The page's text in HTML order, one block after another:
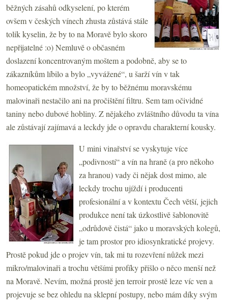
běžných zásahů odkyselení, po kterém
ovšem v českých vínech zhusta zůstává stále
tolik kyselin, že by to na Moravě bylo skoro
nepřijatelné :o) Nemluvě o občasném
doslazení koncentrovaným moštem a podobně, aby se to
zákazníkům líbilo a bylo „vyvážené“, u šarží vín v tak
homeopatickém množství, že by to běžnému moravskému
malovinaři nestačilo ani na pročištění filtru. Sem tam očividné
taniny nebo dubové hobliny. Z nějakého zvláštního důvodu ta vína
ale zůstávají zajímavá a leckdy jde o opravdu charakterní kousky.
U mini vinařství se vyskytuje více
„podivností“ a vín na hraně (a pro někoho
za hranou) vady či nějak dost mimo, ale
leckdy trochu ujíždí i producenti
profesionální a v kontextu Čech větší, jejich
produkce není tak úzkostlivě šablonovitě
„odrůdově čistá“ jako u moravských kolegů,
je tam prostor pro idiosynkratické projevy.
Prostě pokud jde o projev vín, tak mi tu rozevření nůžek mezi
mikro/malovinaři a trochu většími profíky přišlo o něco menší než
na Moravě. Nevím, možná prostě jen terroir prostě leze víc ven a
projevuje se bez ohledu na sklepní postupy, nebo mám díky svým